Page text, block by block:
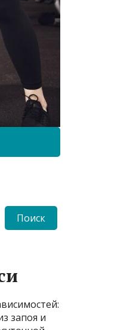
Поиск
запоя и